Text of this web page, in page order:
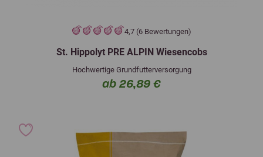
4,7 (6 Bewertungen)
St. Hippolyt PRE ALPIN Wiesencobs
Hochwertige Grundfutterversorgung
ab 26,89 €